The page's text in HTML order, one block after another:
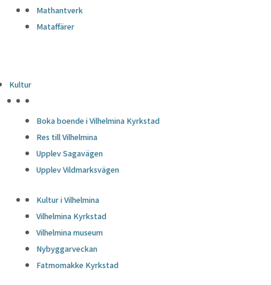
Mathantverk
Mataffärer
Kultur
Boka boende i Vilhelmina Kyrkstad
Res till Vilhelmina
Upplev Sagavägen
Upplev Vildmarksvägen
Kultur i Vilhelmina
Vilhelmina Kyrkstad
Vilhelmina museum
Nybyggarveckan
Fatmomakke Kyrkstad